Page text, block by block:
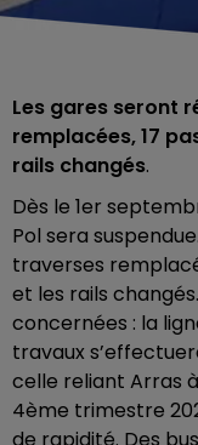
Les gares seront
remplacées, 17
rails changés.
Dès le 1er
Pol sera
traverses
et les rails
concernées : la
travaux
celle reliant Arras
4ème trimestre
de rapidité. Des